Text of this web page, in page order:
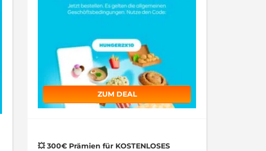
ZUM DEAL
💥 300€ Prämien für KOSTENLOSES